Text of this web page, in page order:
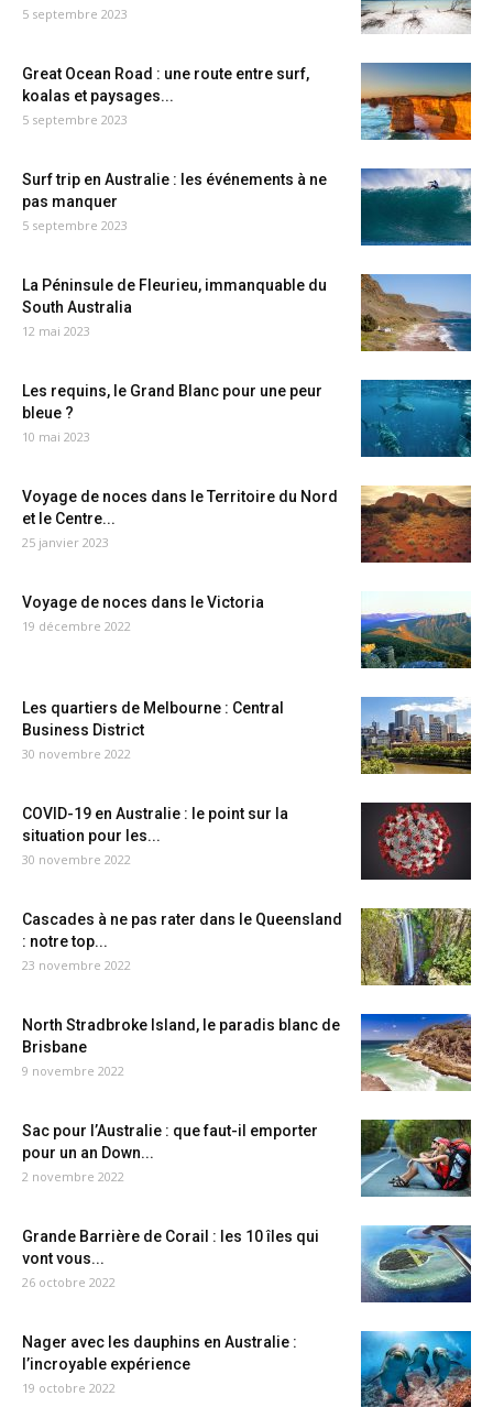
5 septembre 2023
Great Ocean Road : une route entre surf,
koalas et paysages...
5 septembre 2023
Surf trip en Australie : les événements à ne
pas manquer
5 septembre 2023
La Péninsule de Fleurieu, immanquable du
South Australia
12 mai 2023
Les requins, le Grand Blanc pour une peur
bleue ?
10 mai 2023
Voyage de noces dans le Territoire du Nord
et le Centre...
25 janvier 2023
Voyage de noces dans le Victoria
19 décembre 2022
Les quartiers de Melbourne : Central
Business District
30 novembre 2022
COVID-19 en Australie : le point sur la
situation pour les...
30 novembre 2022
Cascades à ne pas rater dans le Queensland
: notre top...
23 novembre 2022
North Stradbroke Island, le paradis blanc de
Brisbane
9 novembre 2022
Sac pour l’Australie : que faut-il emporter
pour un an Down...
2 novembre 2022
Grande Barrière de Corail : les 10 îles qui
vont vous...
26 octobre 2022
Nager avec les dauphins en Australie :
l’incroyable expérience
19 octobre 2022